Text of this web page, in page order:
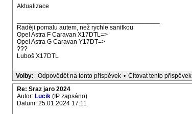
Aktualizace
Raději pomalu autem, než rychle sanitkou
Opel Astra F Caravan X17DTL=>
Opel Astra G Caravan Y17DT=>
???
Luboš X17DTL
Volby: Odpovědět na tento příspěvek • Citovat tento příspěvek
Re: Sraz jaro 2024
Autor: Lucik (IP zapsáno)
Datum: 25.01.2024 17:11